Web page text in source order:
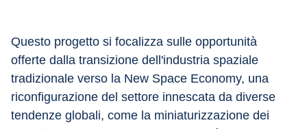
Questo progetto si focalizza sulle opportunità
offerte dalla transizione dell'industria spaziale
tradizionale verso la New Space Economy, una
riconfigurazione del settore innescata da diverse
tendenze globali, come la miniaturizzazione dei